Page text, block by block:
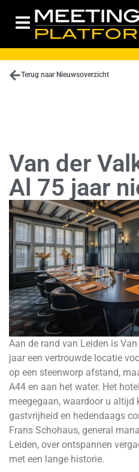
Terug naar Nieuwsoverzicht
Van der
Al 75 jaar
Aan de rand van Leiden is
jaar een vertrouwde locatie
op een steenworp afstand,
A44 en aan het water. Het
meegegaan, waardoor u altijd
gastvrijheid en hedendaags
Frans Schohaus, general
Leiden, over ontspannen
met een lange historie.